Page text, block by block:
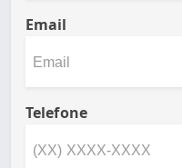
Email
Telefone